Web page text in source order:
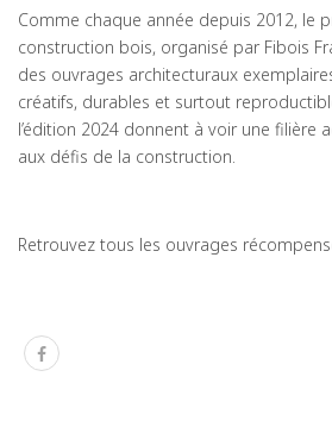
Comme chaque année depuis 2012, le
construction bois, organisé par Fibois
des ouvrages architecturaux
créatifs, durables et surtout
l’édition 2024 donnent à voir une filière
aux défis de la construction.
Retrouvez tous les ouvrages